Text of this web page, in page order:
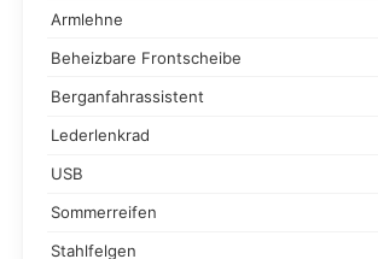
Armlehne
Beheizbare Frontscheibe
Berganfahrassistent
Lederlenkrad
USB
Sommerreifen
Stahlfelgen